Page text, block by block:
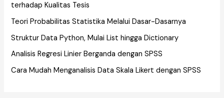
terhadap Kualitas Tesis
Teori Probabilitas Statistika Melalui Dasar-Dasarnya
Struktur Data Python, Mulai List hingga Dictionary
Analisis Regresi Linier Berganda dengan SPSS
Cara Mudah Menganalisis Data Skala Likert dengan SPSS